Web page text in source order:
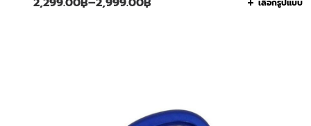
เลือกรูปแบบ